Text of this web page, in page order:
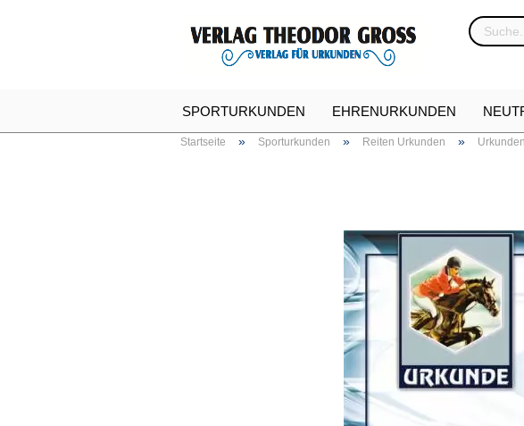
SPORTURKUNDEN EHRENURKUNDEN
Startseite » Sporturkunden » Reiten Urkunden »